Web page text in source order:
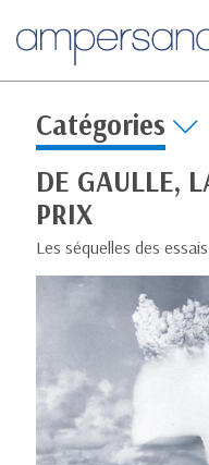
Catégories
DE GAULLE,
PRIX
Les séquelles des